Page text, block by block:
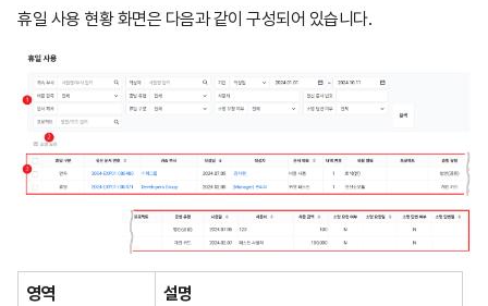
휴일 사용 현황 화면은 다음과 같이 구성되어 있습니다.
영역 설명